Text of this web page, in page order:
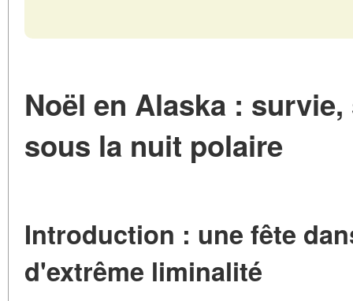
Noël en Alaska :
sous la nuit polaire
Introduction : une fête
d'extrême liminalité